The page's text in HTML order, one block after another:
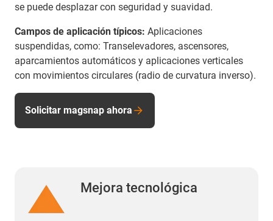
se puede desplazar con seguridad y suavidad.
Campos de aplicación típicos: Aplicaciones
suspendidas, como: Transelevadores, ascensores,
aparcamientos automáticos y aplicaciones verticales
con movimientos circulares (radio de curvatura inverso).
Solicitar magsnap ahora
Mejora tecnológica